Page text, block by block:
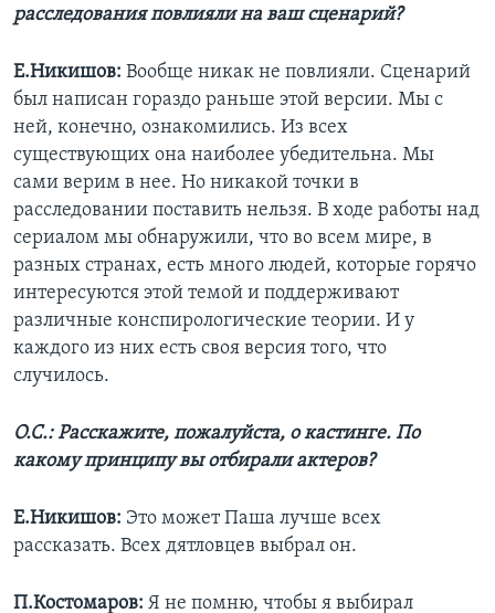
расследования повлияли на ваш сценарий?
Е.Никишов: Вообще никак не повлияли. Сценарий
был написан гораздо раньше этой версии. Мы с
ней, конечно, ознакомились. Из всех
существующих она наиболее убедительна. Мы
сами верим в нее. Но никакой точки в
расследовании поставить нельзя. В ходе работы над
сериалом мы обнаружили, что во всем мире, в
разных странах, есть много людей, которые горячо
интересуются этой темой и поддерживают
различные конспирологические теории. И у
каждого из них есть своя версия того, что
случилось.
О.С.: Расскажите, пожалуйста, о кастинге. По
какому принципу вы отбирали актеров?
Е.Никишов: Это может Паша лучше всех
рассказать. Всех дятловцев выбрал он.
П.Костомаров: Я не помню, чтобы я выбирал